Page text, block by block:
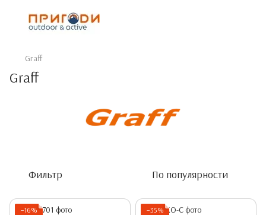
Graff
Graff
Фильтр По популярности
−16% −35%